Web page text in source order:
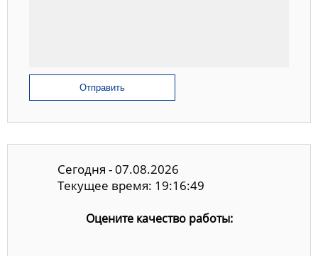
Отправить
Сегодня - 07.08.2026
Текущее время: 19:16:50
Оцените качество работы: